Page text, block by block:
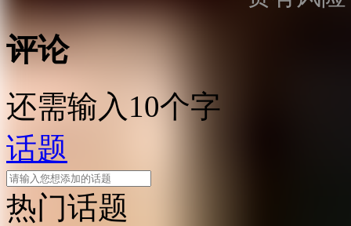
评论
还需输入10个字
话题
热门话题